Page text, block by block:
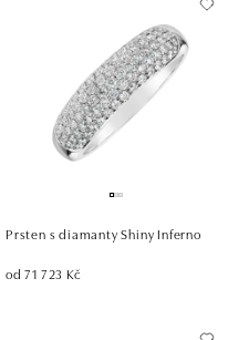
Prsten s diamanty Shiny Inferno
od 71 723 Kč